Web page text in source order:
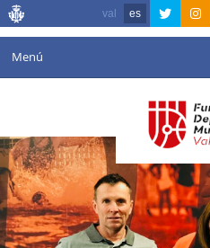
val es
Menú
Agenda
Instalaciones
Comunicación